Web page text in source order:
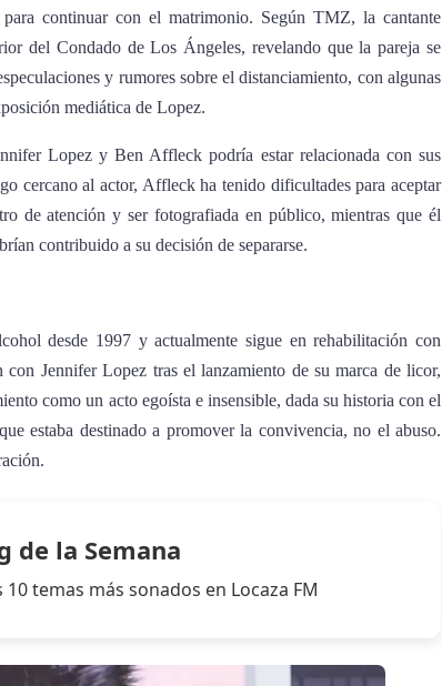
una versión oscura y revolucionaria
el álbum urbano más esperado con DJ
El cantante aclara su situación
solo”
de iniciar su gira “DeBÍ TiRAR MáS FOToS
en Premios Juventud 2025 con un
continuar con el matrimonio. Según TMZ, la cantante
del Condado de Los Ángeles, revelando que la pareja se
y rumores sobre el distanciamiento, con algunas
mediática de Lopez.
Lopez y Ben Affleck podría estar relacionada con sus
cercano al actor, Affleck ha tenido dificultades para aceptar
de atención y ser fotografiada en público, mientras que él
contribuido a su decisión de separarse.
desde 1997 y actualmente sigue en rehabilitación con
Jennifer Lopez tras el lanzamiento de su marca de licor,
como un acto egoísta e insensible, dada su historia con el
estaba destinado a promover la convivencia, no el abuso.
de la Semana
temas más sonados en Locaza FM